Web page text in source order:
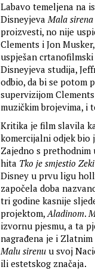
Labavo temeljena na
DisneyjevaMala sirena
proizvesti, no nije
Clements i Jon
uspješan
Disneyjeva studija,
odbio, da bi se potom
supervizijom
muzičkim brojevima, i
Kritika je film slavila
komercijalni odjek bio
Zajedno s prethodnim
hita Tko je smjestio
Disney u prvu ligu
započela doba
tri godine kasnije
projektom,Aladinom.
izvornu pjesmu, a ta
nagrađena je i Zlatnim
Malu sirenu u svoj
ili estetskog značaja.